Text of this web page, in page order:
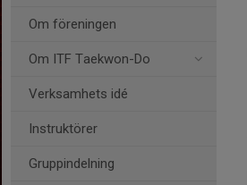
Om föreningen
Om ITF Taekwon-Do
Verksamhets idé
Instruktörer
Gruppindelning